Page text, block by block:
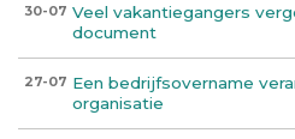
30-07 Veel vakantiegangers
document
27-07 Een bedrijfsovername
organisatie